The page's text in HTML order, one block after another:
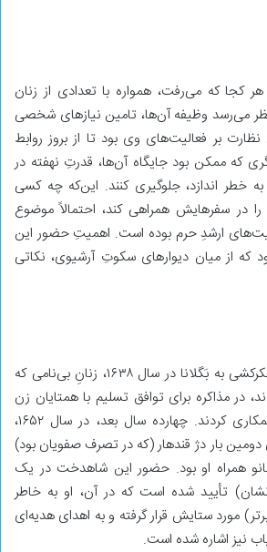
کجا که می‌رفت، همواره با تعدادی از زنان
نظر می‌رسد وظیفه‌ آن‌ها، تامین نیازهای شخصی
بر فعالیت‌های وی بود تا از بروز روابط
که ممکن بود جایگاه آن‌ها، قدرتِ نهفته در
به خطر اندازد، جلوگیری کنند. این‌که چه کسی
در سفرهایش همراهی کند، احتمالاً موضوع
ارشدِ حرم بوده است. اهمیتِ حضور این
که از میان دیوارهای سکوتِ آرشیوی، نکاتی
برای مثال، در جریان لشکرکشی به بَگلانا در سال ۱۶۳۸، زنانِ بی‌نامی که
در مذاکره برای توافق تسلیم با همتایان زن
خود در طرف مقابل، همکاری کردند. چهارده سال بعد، در سال ۱۶۵۲،
دومین بار دژ قندهار (که در تصرف صفویان بود)
همراه او بود. حضور این شاهدخت در یک
تأیید شده است که در آن، او به خاطر
مورد ستایش قرار گرفته و به اهدای هدیه‌ای
نیز اشاره شده است.